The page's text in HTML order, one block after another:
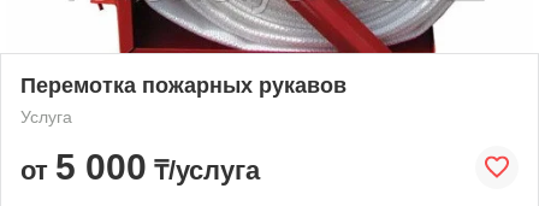
Перемотка пожарных рукавов
Услуга
от 5 000 ₸/услуга